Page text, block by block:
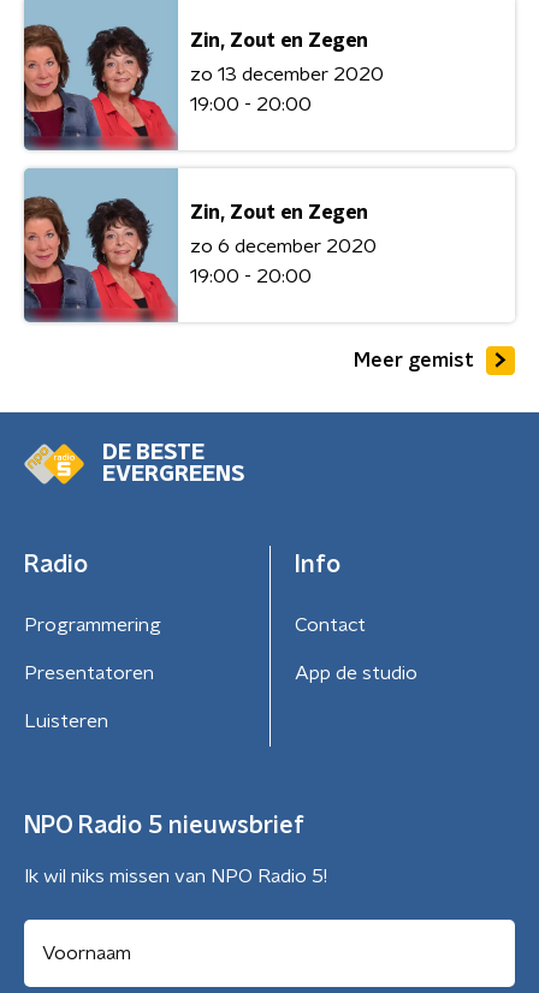
Zin, Zout en Zegen
zo 13 december 2020
19:00 - 20:00
Zin, Zout en Zegen
zo 6 december 2020
19:00 - 20:00
Meer gemist
DE BESTE
EVERGREENS
Radio
Programmering
Presentatoren
Luisteren
Info
Contact
App de studio
NPO Radio 5 nieuwsbrief
Ik wil niks missen van NPO Radio 5!